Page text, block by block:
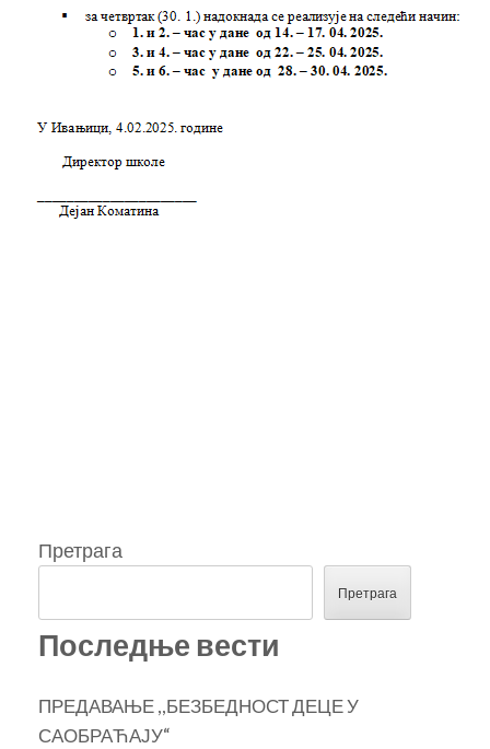
Претрага
Претрага
Последње вести
ПРЕДАВАЊЕ ,,БЕЗБЕДНОСТ ДЕЦЕ У
САОБРАЋАЈУ“